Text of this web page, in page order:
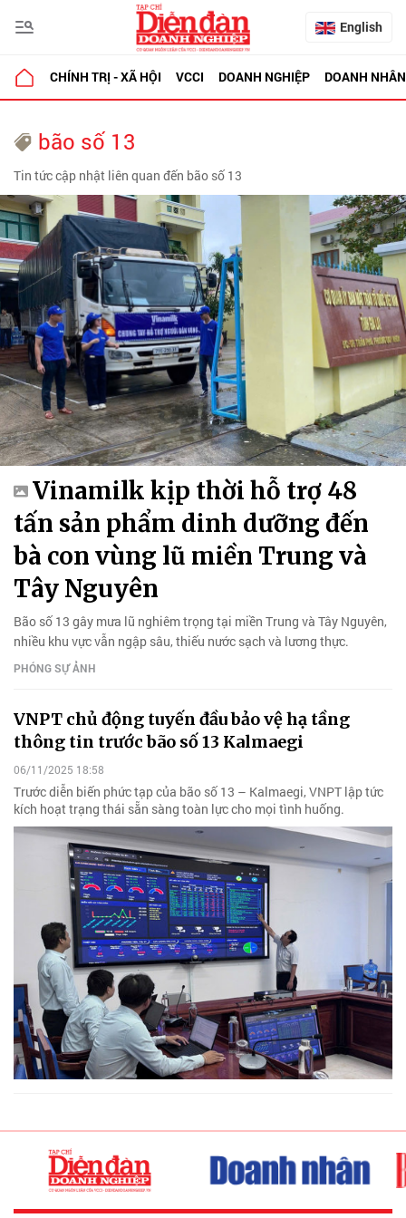
English
CHÍNH TRỊ - XÃ HỘI VCCI DOANH NGHIỆP DOANH NHÂN
bão số 13
Tin tức cập nhật liên quan đến bão số 13
Vinamilk kịp thời hỗ trợ 48
tấn sản phẩm dinh dưỡng đến
bà con vùng lũ miền Trung và
Tây Nguyên
Bão số 13 gây mưa lũ nghiêm trọng tại miền Trung và Tây Nguyên,
nhiều khu vực vẫn ngập sâu, thiếu nước sạch và lương thực.
PHÓNG SỰ ẢNH
VNPT chủ động tuyến đầu bảo vệ hạ tầng
thông tin trước bão số 13 Kalmaegi
06/11/2025 18:58
Trước diễn biến phức tạp của bão số 13 – Kalmaegi, VNPT lập tức
kích hoạt trạng thái sẵn sàng toàn lực cho mọi tình huống.